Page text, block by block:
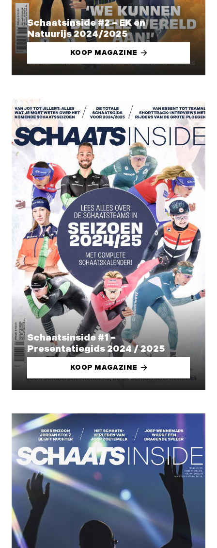
Schaatsinside #2 – EK en
Natuurijs 2024/2025
KOOP MAGAZINE
Schaatsinside #1 –
Presentatiegids 2024 / 2025
KOOP MAGAZINE